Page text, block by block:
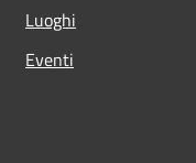
Luoghi
Eventi